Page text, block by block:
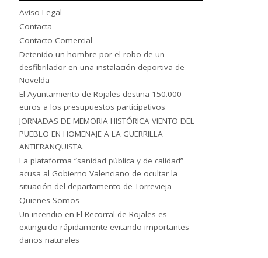
Aviso Legal
Contacta
Contacto Comercial
Detenido un hombre por el robo de un
desfibrilador en una instalación deportiva de
Novelda
El Ayuntamiento de Rojales destina 150.000
euros a los presupuestos participativos
JORNADAS DE MEMORIA HISTÓRICA VIENTO DEL
PUEBLO EN HOMENAJE A LA GUERRILLA
ANTIFRANQUISTA.
La plataforma “sanidad pública y de calidad”
acusa al Gobierno Valenciano de ocultar la
situación del departamento de Torrevieja
Quienes Somos
Un incendio en El Recorral de Rojales es
extinguido rápidamente evitando importantes
daños naturales